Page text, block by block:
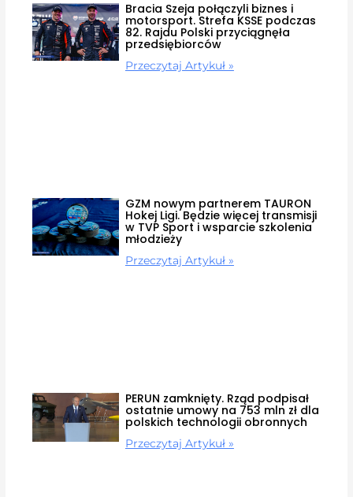
Bracia Szeja połączyli biznes i
motorsport. Strefa KSSE podczas
82. Rajdu Polski przyciągnęła
przedsiębiorców
Przeczytaj Artykuł »
GZM nowym partnerem TAURON
Hokej Ligi. Będzie więcej transmisji
w TVP Sport i wsparcie szkolenia
młodzieży
Przeczytaj Artykuł »
PERUN zamknięty. Rząd podpisał
ostatnie umowy na 753 mln zł dla
polskich technologii obronnych
Przeczytaj Artykuł »